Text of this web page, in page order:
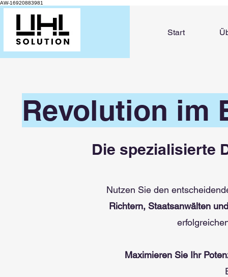
AW-16920883981
Start
Revolution im
Die spezialisierte
Nutzen Sie den
Richtern, Staatsanwälten
Maximieren Sie Ihr